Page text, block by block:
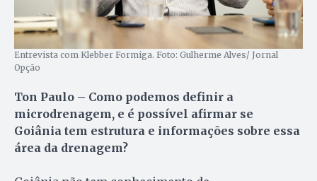
Entrevista com Klebber Formiga. Foto: Gulherme Alves/ Jornal
Opção
Ton Paulo – Como podemos definir a
microdrenagem, e é possível afirmar se
Goiânia tem estrutura e informações sobre essa
área da drenagem?